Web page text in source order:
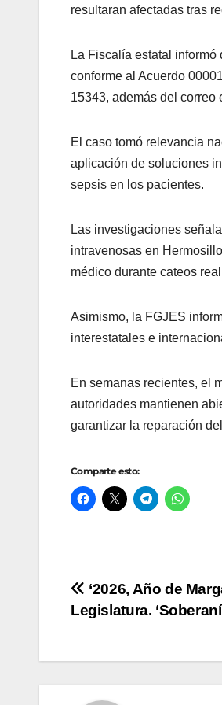
resultaran afectadas tras
La Fiscalía estatal
conforme al Acuerdo
15343, además del correo
El caso tomó relevancia
aplicación de soluciones
sepsis en los pacientes.
Las investigaciones
intravenosas en
médico durante cateos
Asimismo, la FGJES
interestatales e
En semanas recientes, el
autoridades mantienen
garantizar la reparación
Comparte esto:
Navegación
de
entradas
‘2026, Año de
Legislatura.